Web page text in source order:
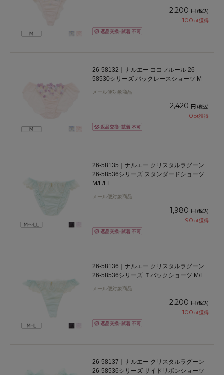
2,200 円 (税込)
100pt獲得
26-58132｜ナルエー ココフルール 26-
58530シリーズ バックレースショーツ M
メール便対象商品
2,420 円 (税込)
110pt獲得
26-58135｜ナルエー クリスタルラグーン
26-58536シリーズ スタンダードショーツ
M/L/LL
メール便対象商品
1,980 円 (税込)
90pt獲得
26-58136｜ナルエー クリスタルラグーン
26-58536シリーズ Ｔバックショーツ M/L
メール便対象商品
2,200 円 (税込)
100pt獲得
26-58137｜ナルエー クリスタルラグーン
26-58536シリーズ サイドリボンショーツ